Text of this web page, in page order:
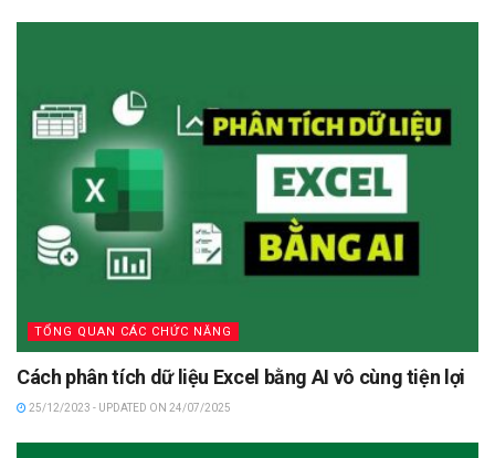
TỔNG QUAN CÁC CHỨC NĂNG
Cách phân tích dữ liệu Excel bằng AI vô cùng tiện lợi
25/12/2023 - UPDATED ON 24/07/2025